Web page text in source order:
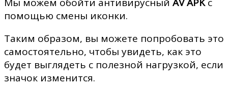
помощью смены иконки.
Таким образом, вы можете попробовать это
самостоятельно, чтобы увидеть, как это
будет выглядеть с полезной нагрузкой, если
значок изменится.